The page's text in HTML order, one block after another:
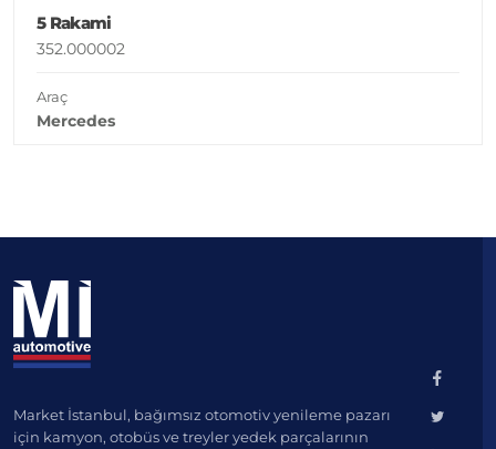
5 Rakami
352.000002
Araç
Mercedes
Market İstanbul, bağımsız otomotiv yenileme pazarı
için kamyon, otobüs ve treyler yedek parçalarının